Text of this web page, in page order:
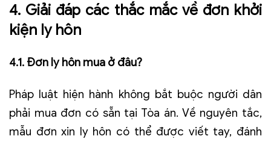
4. Giải đáp các thắc mắc về đơn khởi
kiện ly hôn
4.1. Đơn ly hôn mua ở đâu?
Pháp luật hiện hành không bắt buộc người dân
phải mua đơn có sẵn tại Tòa án. Về nguyên tắc,
mẫu đơn xin ly hôn có thể được viết tay, đánh